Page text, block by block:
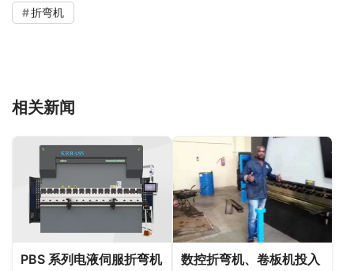
折弯机
相关新闻
PBS 系列电液伺服折弯机
数控折弯机、卷板机投入